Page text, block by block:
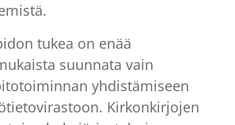
tukea on enää
suunnata vain
yhdistämiseen
Kirkonkirjojen